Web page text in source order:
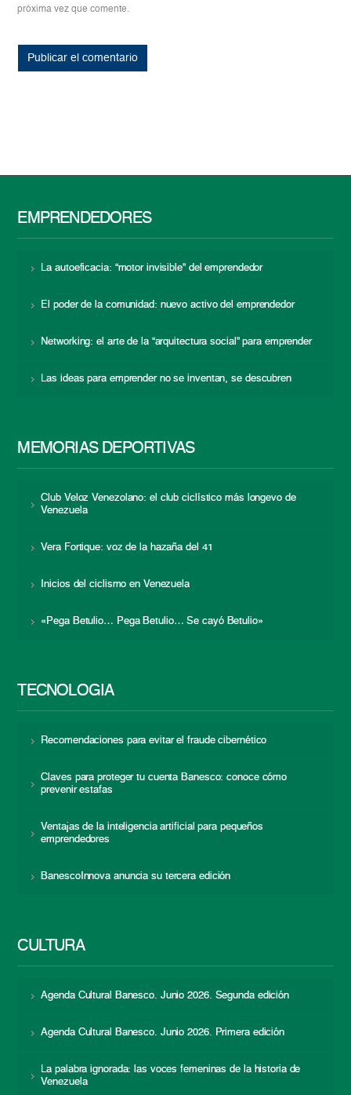
próxima vez que comente.
EMPRENDEDORES
La autoeficacia: “motor invisible” del emprendedor
El poder de la comunidad: nuevo activo del emprendedor
Networking: el arte de la “arquitectura social” para emprender
Las ideas para emprender no se inventan, se descubren
MEMORIAS DEPORTIVAS
Club Veloz Venezolano: el club ciclístico más longevo de
Venezuela
Vera Fortique: voz de la hazaña del 41
Inicios del ciclismo en Venezuela
«Pega Betulio… Pega Betulio… Se cayó Betulio»
TECNOLOGÍA
Recomendaciones para evitar el fraude cibernético
Claves para proteger tu cuenta Banesco: conoce cómo
prevenir estafas
Ventajas de la inteligencia artificial para pequeños
emprendedores
BanescoInnova anuncia su tercera edición
CULTURA
Agenda Cultural Banesco. Junio 2026. Segunda edición
Agenda Cultural Banesco. Junio 2026. Primera edición
La palabra ignorada: las voces femeninas de la historia de
Venezuela